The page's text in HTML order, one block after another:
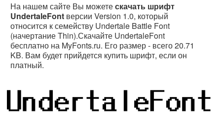
На нашем сайте Вы можетескачать шрифт
UndertaleFont версии Version 1.0, который
относится к семейству Undertale Battle Font
(начертание Thin).Скачайте UndertaleFont
бесплатно на MyFonts.ru. Его размер - всего 20.71
KB. Вам будет прийдется купить шрифт, если он
платный.